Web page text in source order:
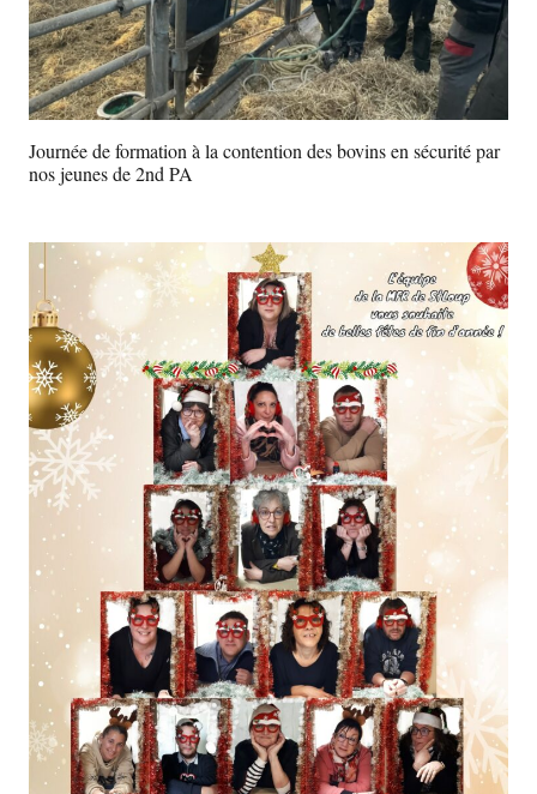
Journée de formation à la contention des bovins en sécurité par
nos jeunes de 2nd PA